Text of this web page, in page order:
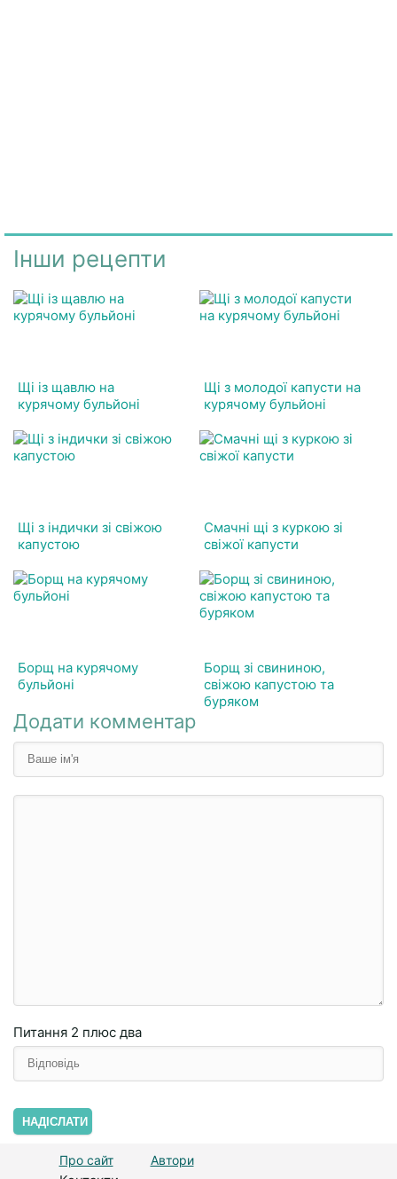
Інши рецепти
Щі із щавлю на
курячому бульйоні
Щі з молодої капусти на
курячому бульйоні
Щі з індички зі свіжою
капустою
Смачні щі з куркою зі
свіжої капусти
Борщ на курячому
бульйоні
Борщ зі свининою,
свіжою капустою та
буряком
Додати комментар
Питання 2 плюc двa
НАДІСЛАТИ
Про сайт Автори